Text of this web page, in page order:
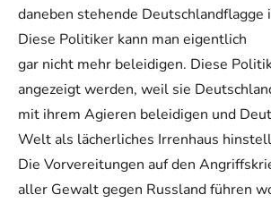
daneben stehende Deutschlandflagge
Diese Politiker kann man eigentlich
gar nicht mehr beleidigen. Diese
angezeigt werden, weil sie
mit ihrem Agieren beleidigen und
Welt als lächerliches Irrenhaus
Die Vorvereitungen auf den
aller Gewalt gegen Russland führen